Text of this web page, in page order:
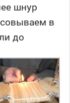
шнур
в
до